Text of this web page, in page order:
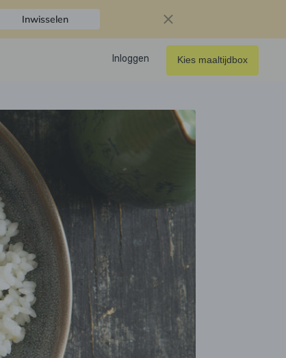
Inwisselen
Inloggen Kies maaltijdbox